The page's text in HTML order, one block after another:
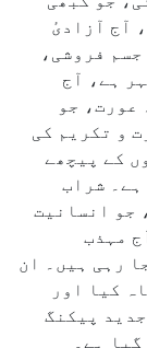
آج آزادیٔ
فروشی،
ہے، آج
عورت، جو
و تکریم کی
کے پیچھے
ہے۔ شراب
جو انسانیت
مہذب
رہی ہیں۔ ان
کیا اور
پیکنگ
ہے۔